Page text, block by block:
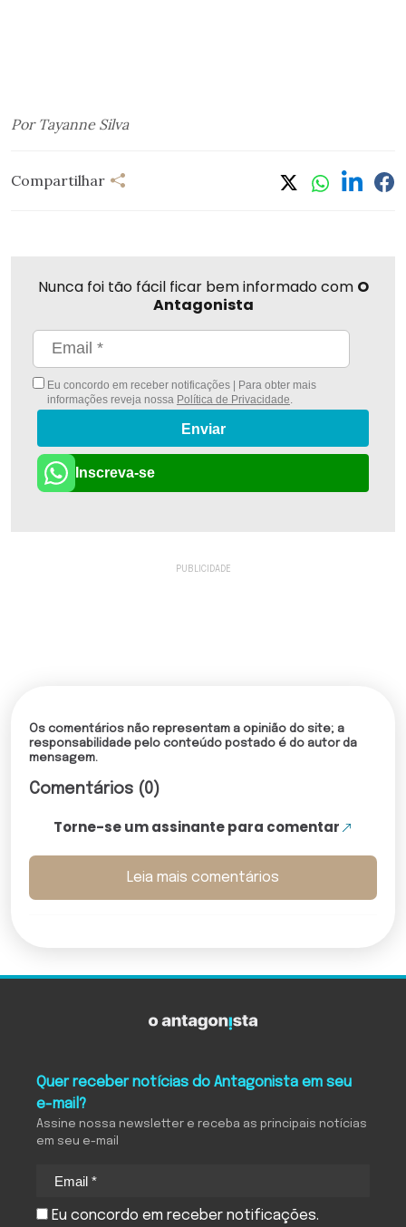
Por Tayanne Silva
Compartilhar
Nunca foi tão fácil ficar bem informado com O
Antagonista
Eu concordo em receber notificações | Para obter mais
informações reveja nossa Política de Privacidade
Enviar
Inscreva-se
Os comentários não representam a opinião do site; a
responsabilidade pelo conteúdo postado é do autor da
mensagem.
Comentários (0)
Torne-se um assinante para comentar
Leia mais comentários
Quer receber notícias do Antagonista em seu
e-mail?
Assine nossa newsletter e receba as principais notícias
em seu e-mail
Eu concordo em receber notificações.